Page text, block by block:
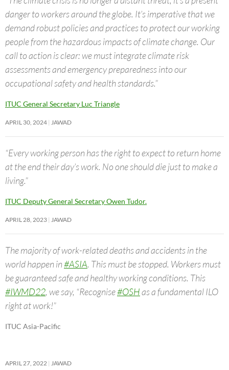
danger to workers around the globe. It’s imperative that we
demand robust policies and practices to protect our working
people from the hazardous impacts of climate change. Our
call to action is clear: we must integrate climate risk
assessments and emergency preparedness into our
occupational safety and health standards.”
ITUC General Secretary Luc Triangle
APRIL 30, 2024 JAWAD
“Every working person has the right to expect to return home
at the end their day’s work. No one should die just to make a
living.”
ITUC Deputy General Secretary Owen Tudor.
APRIL 28, 2023 JAWAD
The majority of work-related deaths and accidents in the
world happen in#ASIA. This must be stopped. Workers must
be guaranteed safe and healthy working conditions. This
#IWMD22, we say, “Recognise#OSHas a fundamental ILO
right at work!”
ITUC Asia-Pacific
APRIL 27, 2022 JAWAD